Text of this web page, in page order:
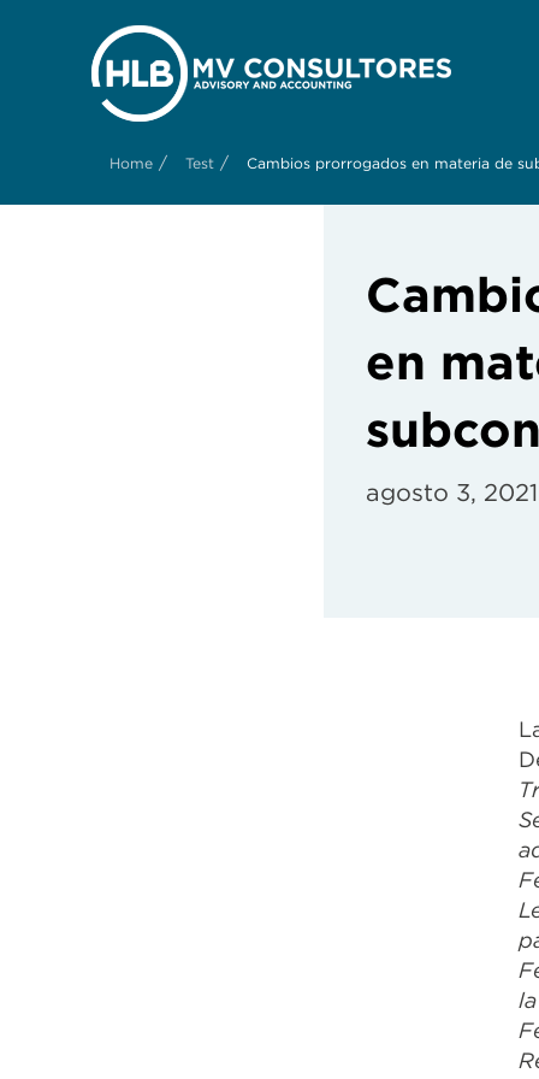
Home / Test / Cambios prorrogados en materia de
en
agosto 3, 2021